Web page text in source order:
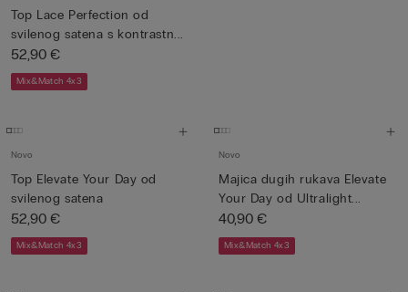
Top Lace Perfection od
svilenog satena s kontrastn...
52,90 €
Mix&Match 4x3
Novo
Top Elevate Your Day od
svilenog satena
52,90 €
Mix&Match 4x3
Novo
Majica dugih rukava Elevate
Your Day od Ultralight...
40,90 €
Mix&Match 4x3